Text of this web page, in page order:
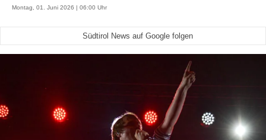
Montag, 01. Juni 2026 | 06:00 Uhr
Südtirol News auf Google folgen